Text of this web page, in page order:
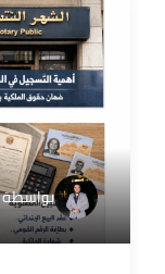
بواسطة